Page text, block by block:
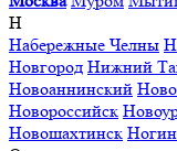
Н
Набережные Челны
Новгород Нижний
Новоаннинский
Новороссийск
Новошахтинск